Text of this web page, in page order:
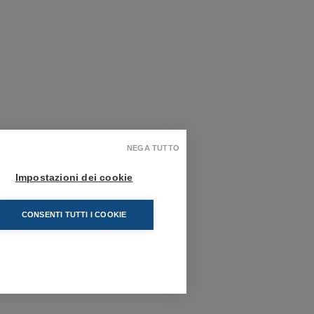
Impostazioni dei cookie
NEGA TUTTO
CONSENTI TUTTI I COOKIE